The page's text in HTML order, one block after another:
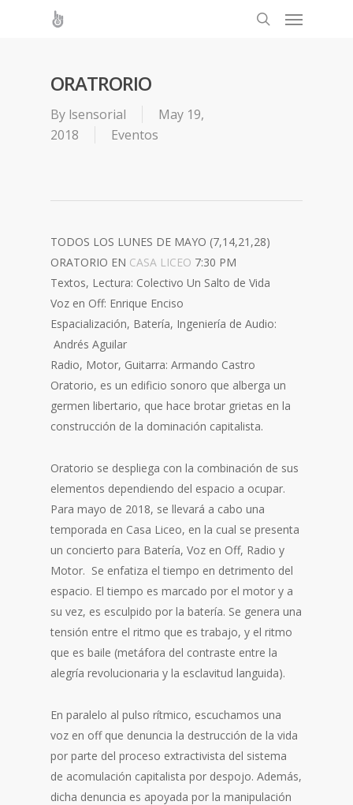
ORATRORIO
By lsensorial
May 19,
2018
Eventos
TODOS LOS LUNES DE MAYO (7,14,21,28)
ORATORIO EN CASA LICEO 7:30 PM
Textos, Lectura: Colectivo Un Salto de Vida
Voz en Off: Enrique Enciso
Espacialización, Batería, Ingeniería de Audio:
Andrés Aguilar
Radio, Motor, Guitarra: Armando Castro
Oratorio, es un edificio sonoro que alberga un
germen libertario, que hace brotar grietas en la
construcción de la dominación capitalista.
Oratorio se despliega con la combinación de sus
elementos dependiendo del espacio a ocupar.
Para mayo de 2018, se llevará a cabo una
temporada en Casa Liceo, en la cual se presenta
un concierto para Batería, Voz en Off, Radio y
Motor. Se enfatiza el tiempo en detrimento del
espacio. El tiempo es marcado por el motor y a
su vez, es esculpido por la batería. Se genera una
tensión entre el ritmo que es trabajo, y el ritmo
que es baile (metáfora del contraste entre la
alegría revolucionaria y la esclavitud languida).
En paralelo al pulso rítmico, escuchamos una
voz en off que denuncia la destrucción de la vida
por parte del proceso extractivista del sistema
de acomulación capitalista por despojo. Además,
dicha denuncia es apoyada por la manipulación